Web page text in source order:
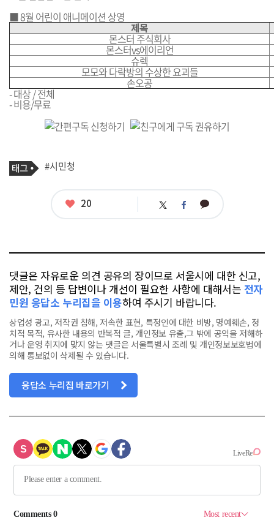
■ 8월 어린이 애니메이션 상영
제목
몬스터 주식회사
몬스터vs에이리언
슈렉
모모와 다락방의 수상한 요괴들
손오공
- 대상 / 전체
- 비용/무료
기
사
태
그
#시민청
좋
20 트 페 카
댓글은 자유로운 의견 공유의 장이므로 서울시에 대한 신고,
제안, 건의 등 답변이나 개선이 필요한 사항에 대해서는 전자
민원 응답소 누리집을 이용하여 주시기 바랍니다.
상업성 광고, 저작권 침해, 저속한 표현, 특정인에 대한 비방, 명예훼손, 정
치적 목적, 유사한 내용의 반복적 글, 개인정보 유출,그 밖에 공익을 저해하
거나 운영 취지에 맞지 않는 댓글은 서울특별시 조례 및 개인정보보호법에
의해 통보없이 삭제될 수 있습니다.
응답소 누리집 바로가기